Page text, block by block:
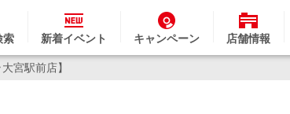
索 新着イベント キャンペーン 店舗情報
宮駅前店】